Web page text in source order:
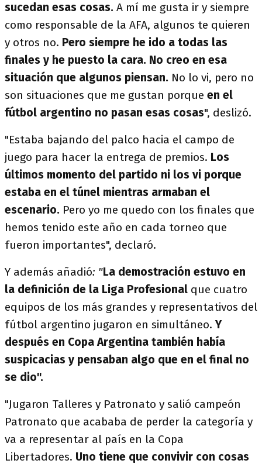
sucedan esas cosas. A mí me gusta ir y siempre
como responsable de la AFA, algunos te quieren
y otros no. Pero siempre he ido a todas las
finales y he puesto la cara. No creo en esa
situación que algunos piensan. No lo vi, pero no
son situaciones que me gustan porque en el
fútbol argentino no pasan esas cosas", deslizó.
"Estaba bajando del palco hacia el campo de
juego para hacer la entrega de premios. Los
últimos momento del partido ni los vi porque
estaba en el túnel mientras armaban el
escenario. Pero yo me quedo con los finales que
hemos tenido este año en cada torneo que
fueron importantes", declaró.
Y además añadió: "La demostración estuvo en
la definición de la Liga Profesional que cuatro
equipos de los más grandes y representativos del
fútbol argentino jugaron en simultáneo. Y
después en Copa Argentina también había
suspicacias y pensaban algo que en el final no
se dio".
"Jugaron Talleres y Patronato y salió campeón
Patronato que acababa de perder la categoría y
va a representar al país en la Copa
Libertadores. Uno tiene que convivir con cosas